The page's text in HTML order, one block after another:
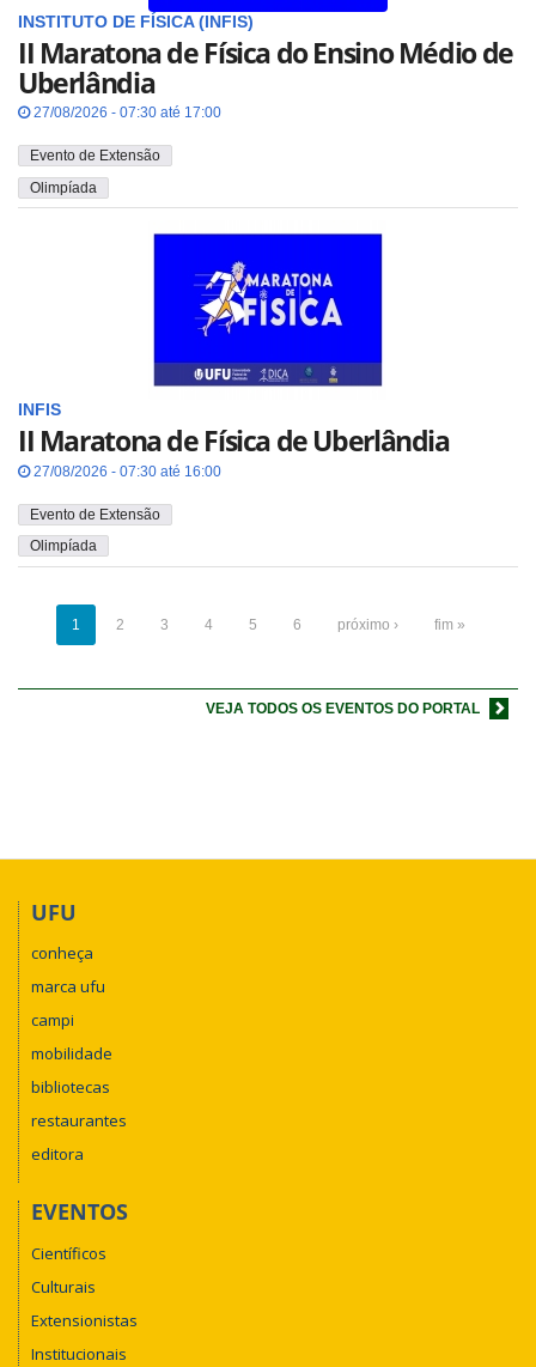
INSTITUTO DE FÍSICA (INFIS)
II Maratona de Física do Ensino Médio de
Uberlândia
27/08/2026 - 07:30 até 17:00
Evento de Extensão
Olimpíada
INFIS
II Maratona de Física de Uberlândia
27/08/2026 - 07:30 até 16:00
Evento de Extensão
Olimpíada
1 2 3 4 5 6 próximo › fim »
VEJA TODOS OS EVENTOS DO PORTAL
UFU
conheça
marca ufu
campi
mobilidade
bibliotecas
restaurantes
editora
EVENTOS
Científicos
Culturais
Extensionistas
Institucionais